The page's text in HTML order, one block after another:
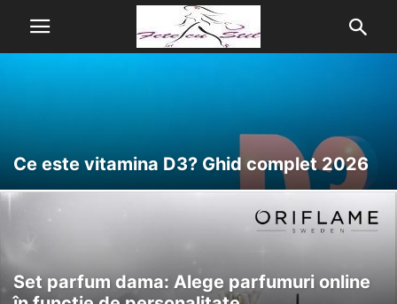
Ce este vitamina D3? Ghid complet 2026
Set parfum dama: Alege parfumuri online